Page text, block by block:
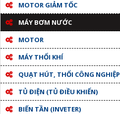
MOTOR GIẢM TỐC
MÁY BƠM NƯỚC
MOTOR
MÁY THỔI KHÍ
QUẠT HÚT, THỔI CÔNG NGHIỆP
TỦ ĐIỆN (TỦ ĐIỀU KHIỂN)
BIẾN TẦN (INVETER)